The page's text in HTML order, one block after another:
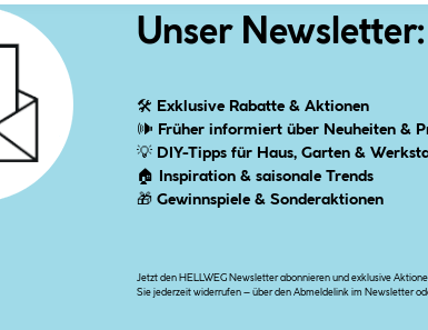
Unser
🛠 Exklusive Rabatte & Aktionen
🕪 Früher informiert über Neuheiten &
💡 DIY-Tipps für Haus, Garten &
🏠
Inspiration & saisonale Trends
🎁Gewinnspiele & Sonderaktionen
Jetzt den HELLWEG Newsletter abonnieren und exklusive
Sie jederzeit widerrufen – über den Abmeldelink im Newsletter